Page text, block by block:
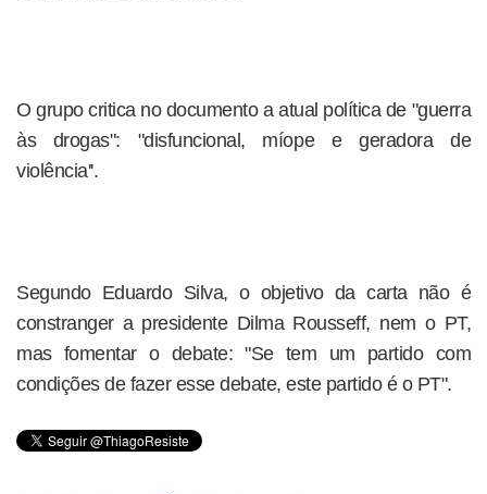
O grupo critica no documento a atual política de "guerra
às drogas": "disfuncional, míope e geradora de
violência''.
Segundo Eduardo Silva, o objetivo da carta não é
constranger a presidente Dilma Rousseff, nem o PT,
mas fomentar o debate: "Se tem um partido com
condições de fazer esse debate, este partido é o PT".